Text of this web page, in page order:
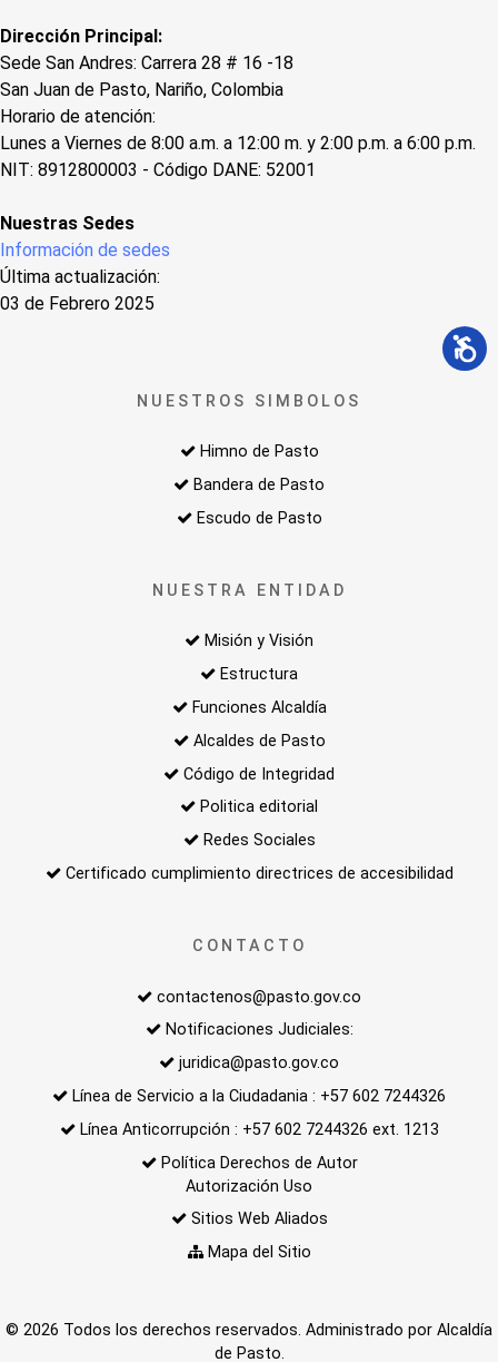
Dirección Principal:
Sede San Andres: Carrera 28 # 16 -18
San Juan de Pasto, Nariño, Colombia
Horario de atención:
Lunes a Viernes de 8:00 a.m. a 12:00 m. y 2:00 p.m. a 6:00 p.m.
NIT: 8912800003 - Código DANE: 52001
Nuestras Sedes
Información de sedes
Última actualización:
03 de Febrero 2025
NUESTROS SIMBOLOS
Himno de Pasto
Bandera de Pasto
Escudo de Pasto
NUESTRA ENTIDAD
Misión y Visión
Estructura
Funciones Alcaldía
Alcaldes de Pasto
Código de Integridad
Politica editorial
Redes Sociales
Certificado cumplimiento directrices de accesibilidad
CONTACTO
contactenos@pasto.gov.co
Notificaciones Judiciales:
juridica@pasto.gov.co
Línea de Servicio a la Ciudadania : +57 602 7244326
Línea Anticorrupción : +57 602 7244326 ext. 1213
Política Derechos de Autor
Autorización Uso
Sitios Web Aliados
Mapa del Sitio
© 2026 Todos los derechos reservados. Administrado por Alcaldía
de Pasto.